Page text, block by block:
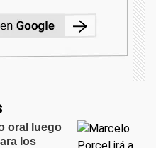
oral luego
los